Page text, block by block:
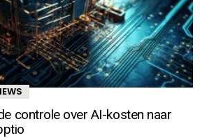
controle over AI-kosten naar